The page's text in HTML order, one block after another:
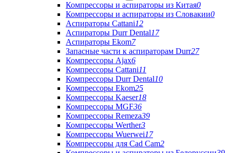
Компрессоры и аспираторы из Китая0
Компрессоры и аспираторы из Словакии0
Аспираторы Cattani12
Аспираторы Durr Dental17
Аспираторы Ekom7
Запасные части к аспираторам Durr27
Компрессоры Ajax6
Компрессоры Cattani11
Компрессоры Durr Dental10
Компрессоры Ekom25
Компрессоры Kaeser18
Компрессоры MGF36
Компрессоры Remeza39
Компрессоры Werther3
Компрессоры Wuerwei17
Компрессоры для Cad Cam2